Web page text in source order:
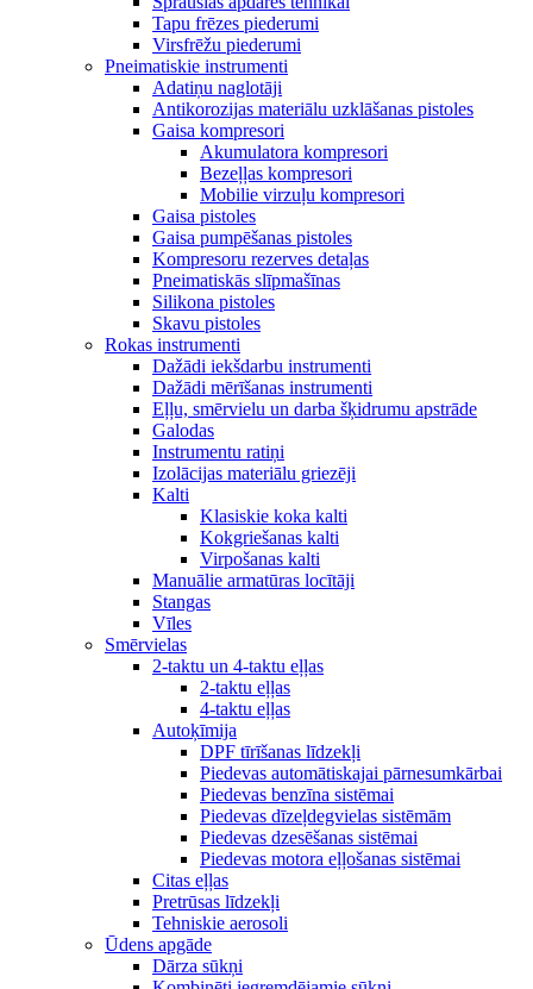
Tapu frēzes piederumi
Virsfrēžu piederumi
Pneimatiskie instrumenti
Adatiņu naglotāji
Antikorozijas materiālu uzklāšanas pistoles
Gaisa kompresori
Akumulatora kompresori
Bezeļļas kompresori
Mobilie virzuļu kompresori
Gaisa pistoles
Gaisa pumpēšanas pistoles
Kompresoru rezerves detaļas
Pneimatiskās slīpmašīnas
Silikona pistoles
Skavu pistoles
Rokas instrumenti
Dažādi iekšdarbu instrumenti
Dažādi mērīšanas instrumenti
Eļļu, smērvielu un darba šķidrumu apstrāde
Galodas
Instrumentu ratiņi
Izolācijas materiālu griezēji
Kalti
Klasiskie koka kalti
Kokgriešanas kalti
Virpošanas kalti
Manuālie armatūras locītāji
Stangas
Vīles
Smērvielas
2-taktu un 4-taktu eļļas
2-taktu eļļas
4-taktu eļļas
Autoķīmija
DPF tīrīšanas līdzekļi
Piedevas automātiskajai pārnesumkārbai
Piedevas benzīna sistēmai
Piedevas dīzeļdegvielas sistēmām
Piedevas dzesēšanas sistēmai
Piedevas motora eļļošanas sistēmai
Citas eļļas
Pretrūsas līdzekļi
Tehniskie aerosoli
Ūdens apgāde
Dārza sūkņi